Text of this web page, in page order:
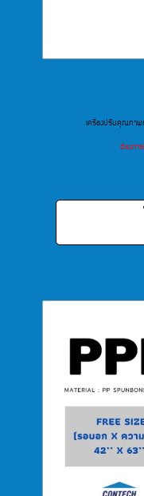
เครื่องปรับคุณภา
ต้องกา